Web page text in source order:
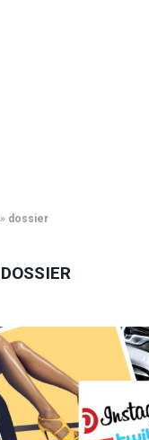
» dossier
DOSSIER